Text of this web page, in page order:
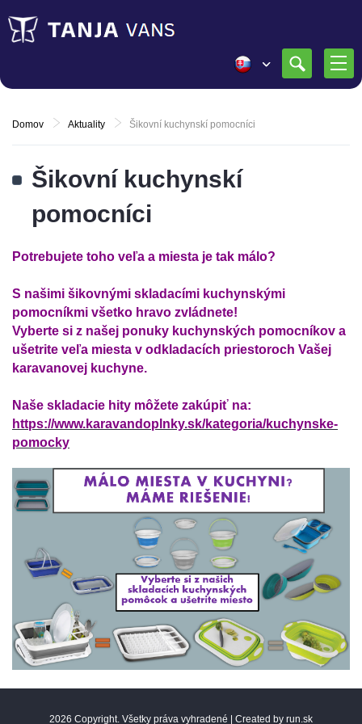
Domov Aktuality Šikovní kuchynskí pomocníci
Šikovní kuchynskí
pomocníci
Potrebujete toho veľa a miesta je tak málo?
S našimi šikovnými skladacími kuchynskými
pomocníkmi všetko hravo zvládnete!
Vyberte si z našej ponuky kuchynských pomocníkov a
ušetrite veľa miesta v odkladacích priestoroch Vašej
karavanovej kuchyne.
Naše skladacie hity môžete zakúpiť na:
https://www.karavandoplnky.sk/kategoria/kuchynske-
pomocky
2026 Copyright. Všetky práva vyhradené | Created by run.sk